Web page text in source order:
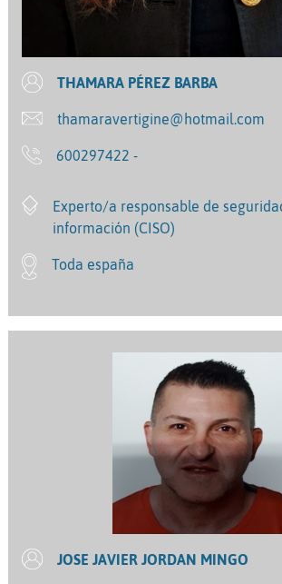
THAMARA PÉREZ BARBA
thamaravertigine@hotmail.com
600297422 -
Experto/a responsable de
información (CISO)
Toda españa
JOSE JAVIER JORDAN MINGO